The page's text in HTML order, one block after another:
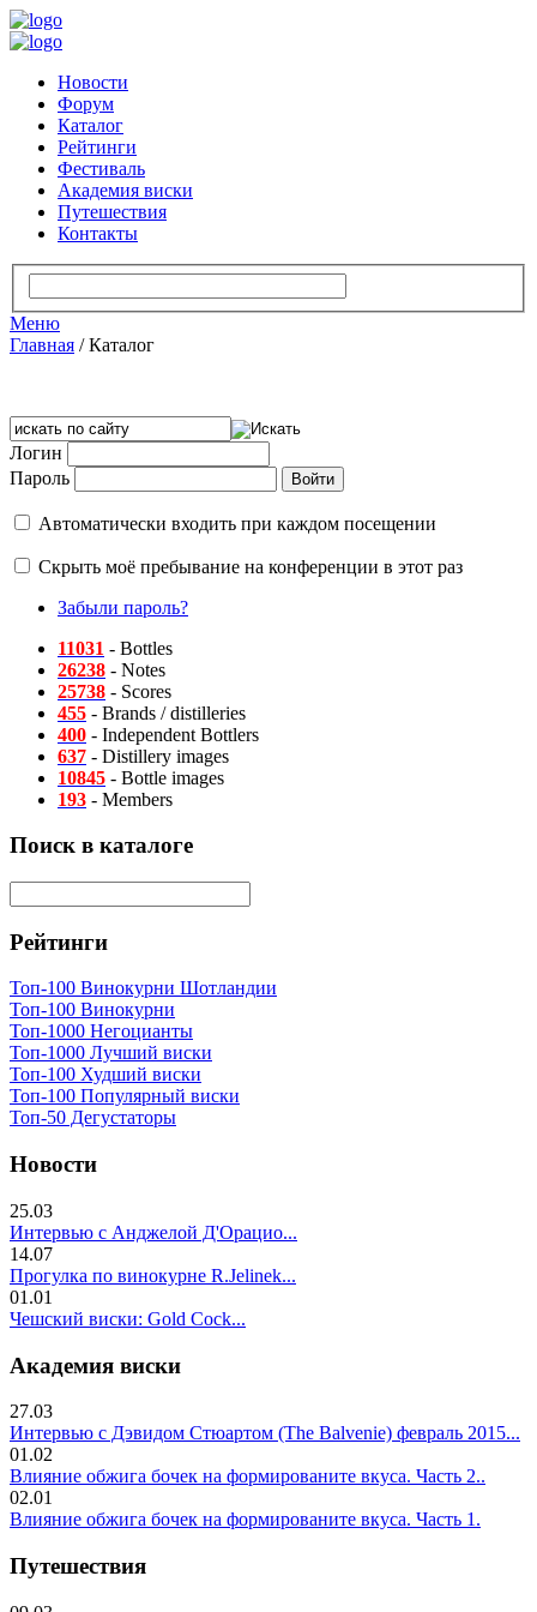
Новости
Форум
Каталог
Рейтинги
Фестиваль
Академия виски
Путешествия
Контакты
Меню
Главная /Каталог
Логин
Пароль
Автоматически входить при каждом посещении
Скрыть моё пребывание на конференции в этот раз
Забыли пароль?
11031 - Bottles
26238 - Notes
25738 - Scores
455 - Brands / distilleries
400 - Independent Bottlers
637 - Distillery images
10845 - Bottle images
193 - Members
Поиск в каталоге
Рейтинги
Топ-100 Винокурни Шотландии
Топ-100 Винокурни
Топ-1000 Негоцианты
Топ-1000 Лучший виски
Топ-100 Худший виски
Топ-100 Популярный виски
Топ-50 Дегустаторы
Новости
25.03
Интервью с Анджелой Д'Орацио...
14.07
Прогулка по винокурне R.Jelinek...
01.01
Чешский виски: Gold Cock...
Академия виски
27.03
Интервью с Дэвидом Стюартом (The Balvenie) февраль 2015...
01.02
Влияние обжига бочек на формированите вкуса. Часть 2..
02.01
Влияние обжига бочек на формированите вкуса. Часть 1.
Путешествия